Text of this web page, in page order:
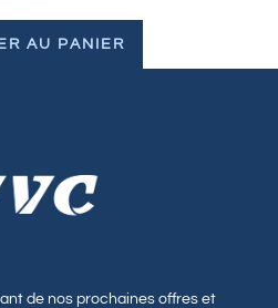
AU PANIER
de nos prochaines offres et